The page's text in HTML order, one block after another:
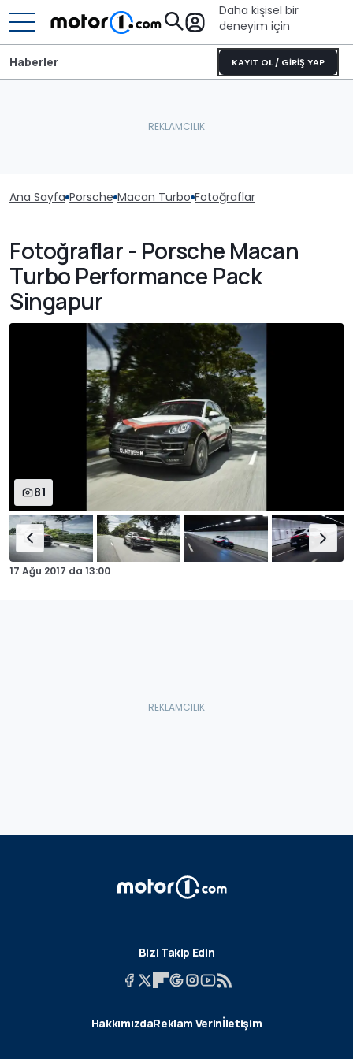
Daha kişisel bir
deneyim için
KAYIT OL / GİRİŞ YAP
Haberler
Ana Sayfa Porsche Macan Turbo Fotoğraflar
Fotoğraflar - Porsche Macan
Turbo Performance Pack
Singapur
81
17 Ağu 2017 da 13:00
Bizi Takip Edin
HakkımızdaReklam Verinİletişim